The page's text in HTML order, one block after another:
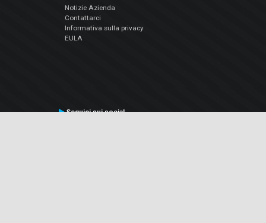
Notizie Azienda
Contattarci
Informativa sulla privacy
EULA
Seguici sui social